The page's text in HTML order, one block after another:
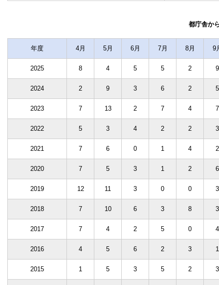
都庁舎か
年度 4月 5月 6月 7月 8月 9
2025 8 4 5 5 2 9
2024 2 9 3 6 2 5
2023 7 13 2 7 4 7
2022 5 3 4 2 2 3
2021 7 6 0 1 4 2
2020 7 5 3 1 2 6
2019 12 11 3 0 0 3
2018 7 10 6 3 8 3
2017 7 4 2 5 0 4
2016 4 5 6 2 3 1
2015 1 5 3 5 2 3